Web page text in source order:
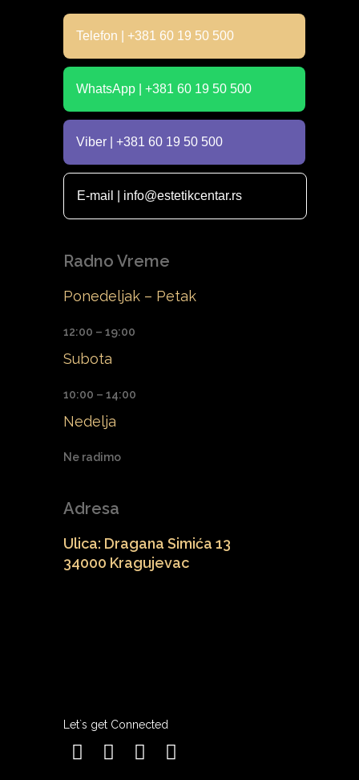
Telefon | +381 60 19 50 500
WhatsApp | +381 60 19 50 500
Viber | +381 60 19 50 500
E-mail | info@estetikcentar.rs
Radno Vreme
Ponedeljak – Petak
12:00 – 19:00
Subota
10:00 – 14:00
Nedelja
Ne radimo
Adresa
Ulica: Dragana Simića 13
34000 Kragujevac
Let`s get Connected